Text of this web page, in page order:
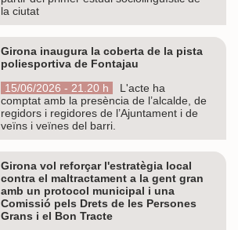
la ciutat
Girona inaugura la coberta de la pista
poliesportiva de Fontajau
15/06/2026 - 21.20 h
L'acte ha
comptat amb la presència de l’alcalde, de
regidors i regidores de l’Ajuntament i de
veïns i veïnes del barri.
Girona vol reforçar l'estratègia local
contra el maltractament a la gent gran
amb un protocol municipal i una
Comissió pels Drets de les Persones
Grans i el Bon Tracte